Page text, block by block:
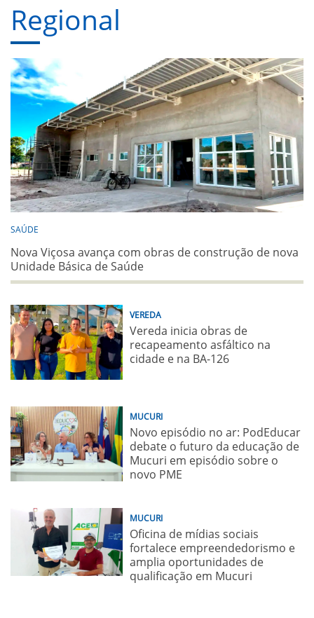
Regional
SAÚDE
Nova Viçosa avança com obras de construção de nova
Unidade Básica de Saúde
VEREDA
Vereda inicia obras de
recapeamento asfáltico na
cidade e na BA-126
MUCURI
Novo episódio no ar: PodEducar
debate o futuro da educação de
Mucuri em episódio sobre o
novo PME
MUCURI
Oficina de mídias sociais
fortalece empreendedorismo e
amplia oportunidades de
qualificação em Mucuri